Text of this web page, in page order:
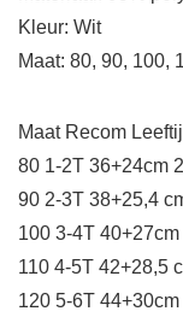
Kleur: Wit
Maat: 80, 90, 100,
Maat Recom
80 1-2T 36+24cm
90 2-3T 38+25,4
100 3-4T
110 4-5T 42+28,5
120 5-6T